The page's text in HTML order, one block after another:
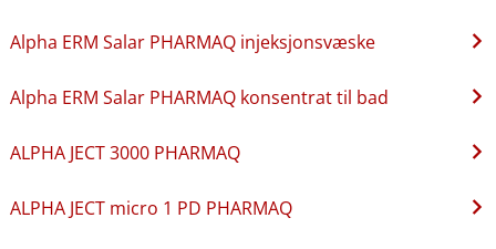
Alpha ERM Salar PHARMAQ injeksjonsvæske
Alpha ERM Salar PHARMAQ konsentrat til bad
ALPHA JECT 3000 PHARMAQ
ALPHA JECT micro 1 PD PHARMAQ